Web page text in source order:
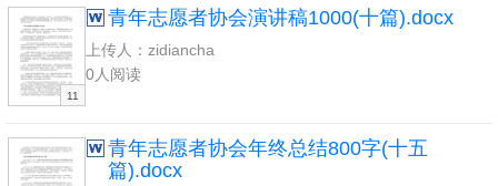
11
青年志愿者协会演讲稿1000(十篇).docx
上传人：zidiancha
0人阅读
青年志愿者协会年终总结800字(十五
篇).docx